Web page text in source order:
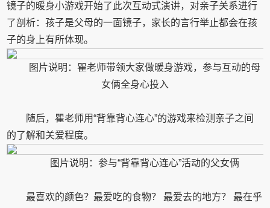
镜子的暖身小游戏开始了此次互动式演讲，对亲子关系进行
了剖析：孩子是父母的一面镜子，家长的言行举止都会在孩
子的身上有所体现。
图片说明：瞿老师带领大家做暖身游戏，参与互动的母
女俩全身心投入
随后，瞿老师用“背靠背心连心”的游戏来检测亲子之间
的了解和关爱程度。
图片说明：参与“背靠背心连心”活动的父女俩
最喜欢的颜色？最爱吃的食物？ 最爱去的地方？ 最在乎